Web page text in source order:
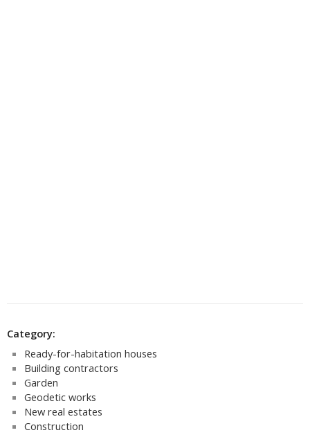
Category:
Ready-for-habitation houses
Building contractors
Garden
Geodetic works
New real estates
Construction